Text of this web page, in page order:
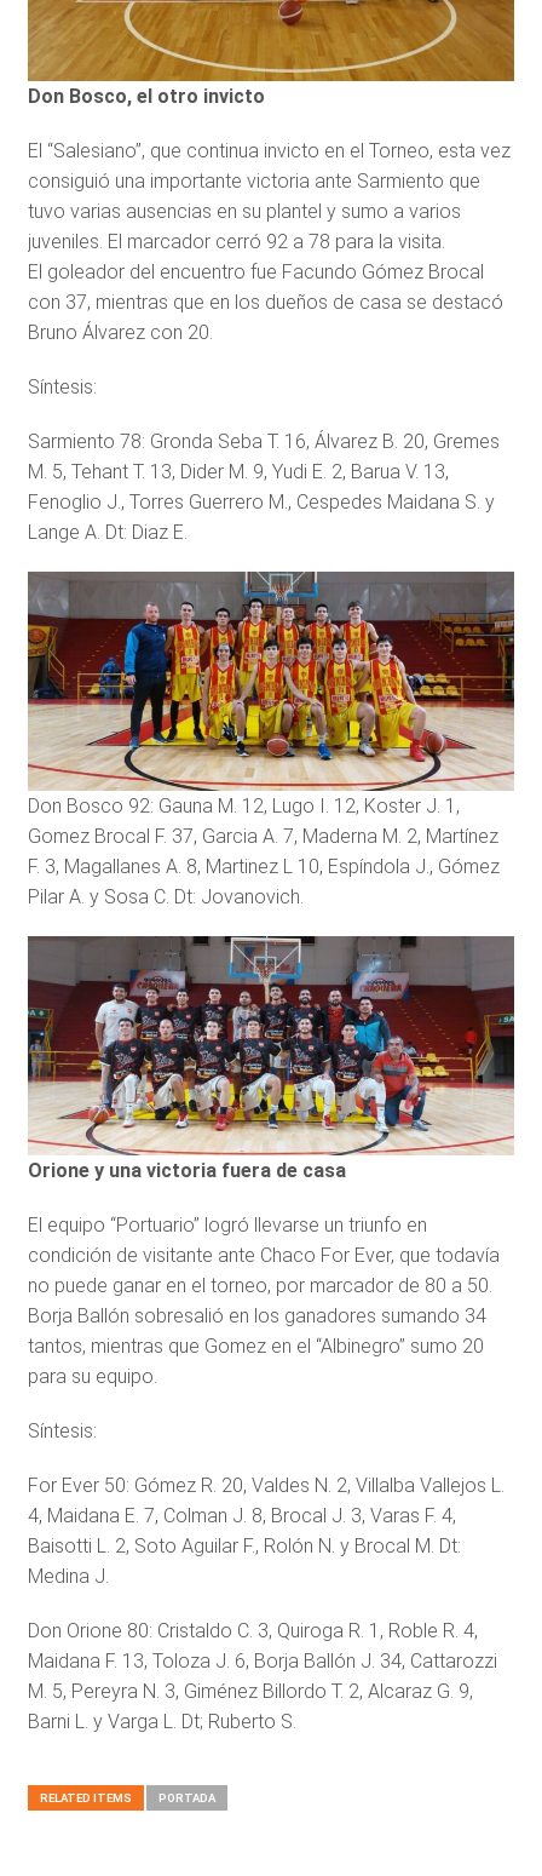
Don Bosco, el otro invicto
El “Salesiano”, que continua invicto en el Torneo, esta vez
consiguió una importante victoria ante Sarmiento que
tuvo varias ausencias en su plantel y sumo a varios
juveniles. El marcador cerró 92 a 78 para la visita.
El goleador del encuentro fue Facundo Gómez Brocal
con 37, mientras que en los dueños de casa se destacó
Bruno Álvarez con 20.
Síntesis:
Sarmiento 78: Gronda Seba T. 16, Álvarez B. 20, Gremes
M. 5, Tehant T. 13, Dider M. 9, Yudi E. 2, Barua V. 13,
Fenoglio J., Torres Guerrero M., Cespedes Maidana S. y
Lange A. Dt: Diaz E.
Don Bosco 92: Gauna M. 12, Lugo I. 12, Koster J. 1,
Gomez Brocal F. 37, Garcia A. 7, Maderna M. 2, Martínez
F. 3, Magallanes A. 8, Martinez L 10, Espíndola J., Gómez
Pilar A. y Sosa C. Dt: Jovanovich.
Orione y una victoria fuera de casa
El equipo “Portuario” logró llevarse un triunfo en
condición de visitante ante Chaco For Ever, que todavía
no puede ganar en el torneo, por marcador de 80 a 50.
Borja Ballón sobresalió en los ganadores sumando 34
tantos, mientras que Gomez en el “Albinegro” sumo 20
para su equipo.
Síntesis:
For Ever 50: Gómez R. 20, Valdes N. 2, Villalba Vallejos L.
4, Maidana E. 7, Colman J. 8, Brocal J. 3, Varas F. 4,
Baisotti L. 2, Soto Aguilar F., Rolón N. y Brocal M. Dt:
Medina J.
Don Orione 80: Cristaldo C. 3, Quiroga R. 1, Roble R. 4,
Maidana F. 13, Toloza J. 6, Borja Ballón J. 34, Cattarozzi
M. 5, Pereyra N. 3, Giménez Billordo T. 2, Alcaraz G. 9,
Barni L. y Varga L. Dt; Ruberto S.
RELATED ITEMS PORTADA